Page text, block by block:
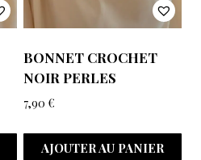
BONNET CROCHET
NOIR PERLES
7,90 €
AJOUTER AU PANIER